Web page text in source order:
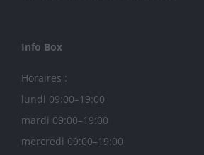
Info Box
Horaires :
lundi 09:00–19:00
mardi 09:00–19:00
mercredi 09:00–19:00